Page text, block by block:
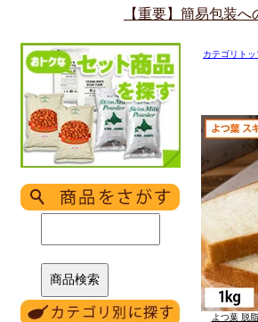
【重要】簡易包装
カテゴリトッ
よつ葉 脱